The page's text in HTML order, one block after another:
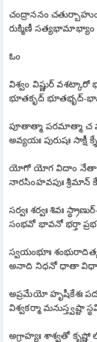
చంద్రాననం
రుక్మిణీ సత్యభామాభ్యాం
ఓం
విశ్వం విష్ణుర్ వశట్కారో
భూతకృద్ భూతభృద్-
పూతాత్మా పరమాత్మా చ
అవ్యయః పురుషః సాక్షీ
యోగో యోగ విదాం నేతా
నారసింహవపుః శ్రీమాన్
సర్వః శర్వః శివః
సంభవో భావనో భర్తా
స్వయంభూః
అనాది నిధనో ధాతా విధాతా
అప్రమేయో హృషీకేశః
విశ్వకర్మా మనుస్త్వష్టా
అగ్రాహ్యః శాశ్వతో కృష్ణో